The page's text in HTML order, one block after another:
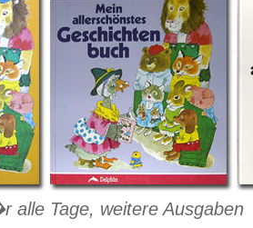
alle Tage, weitere Ausgaben